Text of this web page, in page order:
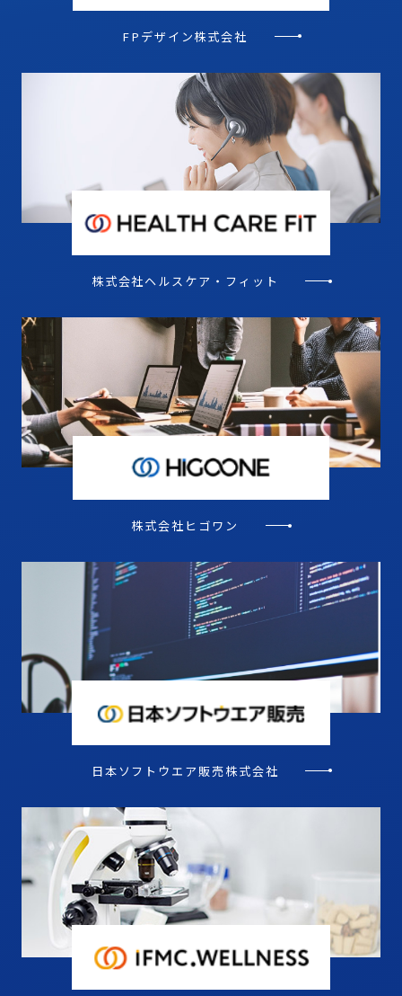
FPデザイン株式会社
株式会社ヘルスケア・ フィット
株式会社ヒゴワン
日本ソフトウエア販売株式会社